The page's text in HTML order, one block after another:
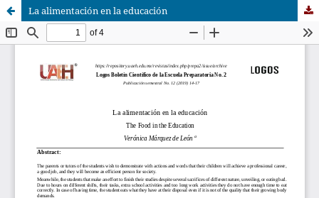
La alimentación en la educación